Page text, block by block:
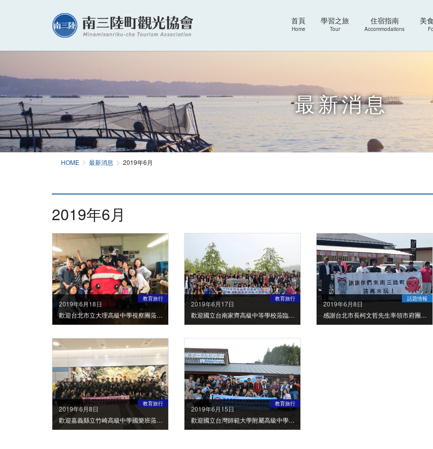
首頁
Home
學習之旅
Tour
住宿指南
Accommodations
美
最新消息
HOME 最新消息 2019年6月
2019年6月
2019年6月18日
教育旅行
歡迎台北市立大理高級中學視察團蒞臨南三陸町
2019年6月17日
教育旅行
歡迎國立台南家齊高級中等學校蒞臨南三陸町
2019年6月8日
話題情報
感謝台北市長柯文哲先生率領市府團隊蒞臨南三陸町
2019年6月8日
教育旅行
歡迎嘉義縣立竹崎高級中學國樂班蒞臨南三陸町
2019年6月15日
教育旅行
歡迎國立台灣師範大學附屬高級中學蒞臨南三陸町